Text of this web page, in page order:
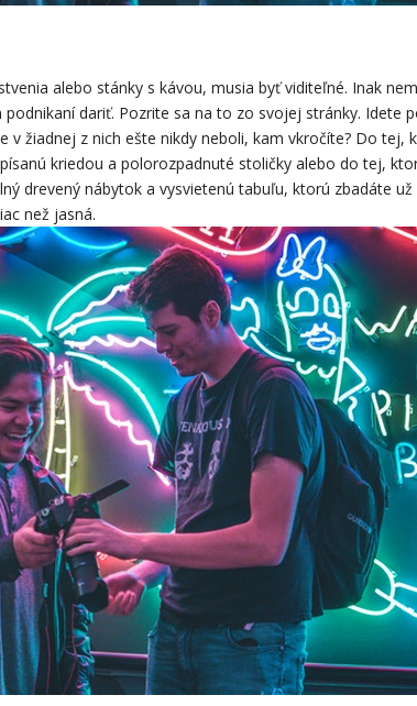
alebo stánky s kávou, musia byť viditeľné. Inak
dariť. Pozrite sa na to zo svojej stránky. Idete
v žiadnej z nich ešte nikdy neboli, kam vkročíte? Do tej,
kriedou a polorozpadnuté stoličky alebo do tej,
drevený nábytok a vysvietenú tabuľu, ktorú zbadáte už
než jasná.